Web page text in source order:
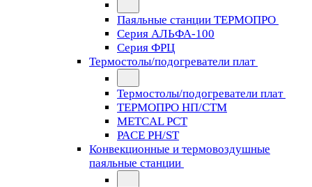
Паяльные станции ТЕРМОПРО
Серия АЛЬФА-100
Серия ФРЦ
Термостолы/подогреватели плат
Термостолы/подогреватели плат
ТЕРМОПРО НП/СТМ
METCAL PCT
PACE PH/ST
Конвекционные и термовоздушные
паяльные станции